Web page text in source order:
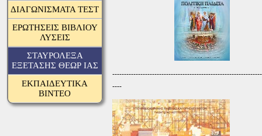
ΔΙΑΓΩΝΙΣΜΑΤΑ ΤΕΣΤ
ΕΡΩΤΗΣΕΙΣ ΒΙΒΛΙΟΥ
ΛΥΣΕΙΣ
ΣΤΑΥΡΟΛΕΞΑ
ΕΞΕΤΑΣΗΣ ΘΕΩΡ ΙΑΣ
ΕΚΠΑΙΔΕΥΤΙΚΑ
ΒΙΝΤΕΟ
----